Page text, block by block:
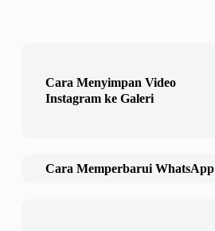
Cara Menyimpan Video
Instagram ke Galeri
Cara Memperbarui WhatsApp